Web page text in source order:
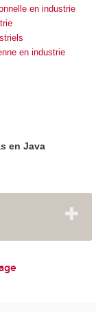
en industrie
en industrie
en Java